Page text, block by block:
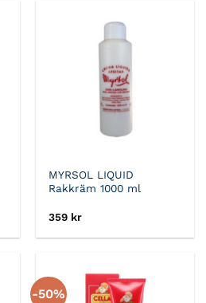
MYRSOL LIQUID
Rakkräm 1000 ml
359 kr
-50%